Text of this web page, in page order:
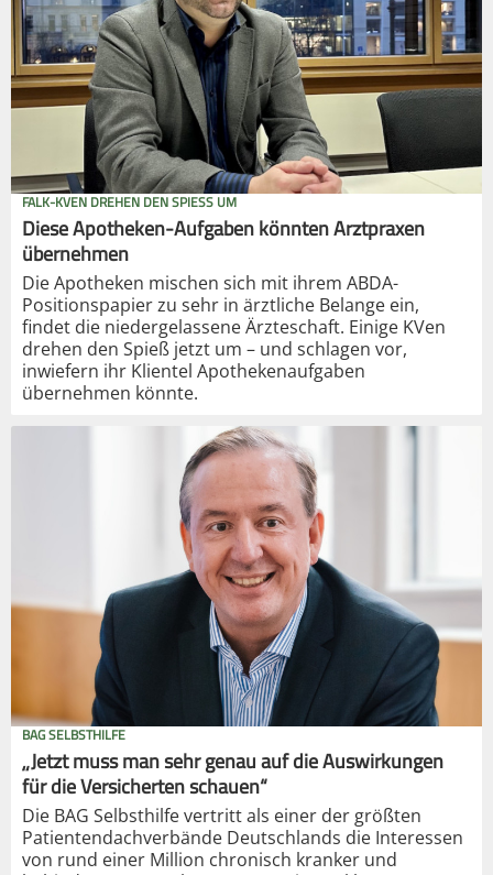
FALK-KVEN DREHEN DEN SPIESS UM
Diese Apotheken-Aufgaben könnten Arztpraxen
übernehmen
Die Apotheken mischen sich mit ihrem ABDA-
Positionspapier zu sehr in ärztliche Belange ein,
findet die niedergelassene Ärzteschaft. Einige KVen
drehen den Spieß jetzt um – und schlagen vor,
inwiefern ihr Klientel Apothekenaufgaben
übernehmen könnte.
BAG SELBSTHILFE
„Jetzt muss man sehr genau auf die Auswirkungen
für die Versicherten schauen“
Die BAG Selbsthilfe vertritt als einer der größten
Patientendachverbände Deutschlands die Interessen
von rund einer Million chronisch kranker und